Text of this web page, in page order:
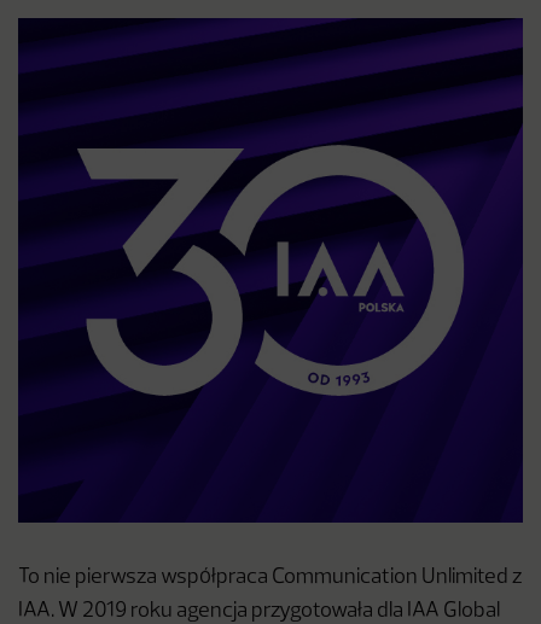
To nie pierwsza współpraca Communication Unlimited z
IAA. W 2019 roku agencja przygotowała dla IAA Global